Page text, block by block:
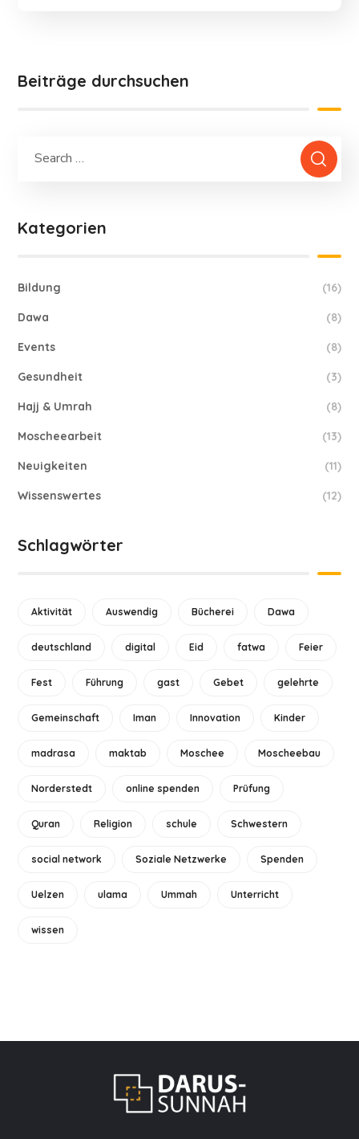
Beiträge durchsuchen
Kategorien
Bildung (16)
Dawa (8)
Events (8)
Gesundheit (3)
Hajj & Umrah (8)
Moscheearbeit (13)
Neuigkeiten (11)
Wissenswertes (12)
Schlagwörter
Aktivität Auswendig Bücherei Dawa
deutschland digital Eid fatwa Feier
Fest Führung gast Gebet gelehrte
Gemeinschaft Iman Innovation Kinder
madrasa maktab Moschee Moscheebau
Norderstedt online spenden Prüfung
Quran Religion schule Schwestern
social network Soziale Netzwerke Spenden
Uelzen ulama Ummah Unterricht
wissen